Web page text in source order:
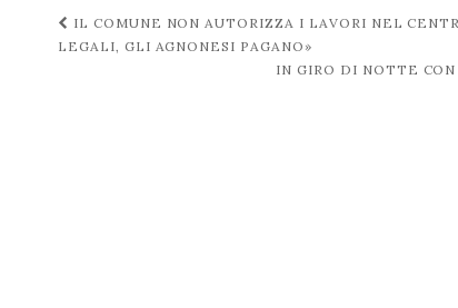
Navigazione
post
IL COMUNE NON AUTORIZZA I LAVORI NEL
LEGALI, GLI AGNONESI PAGANO»
IN GIRO DI NOTTE